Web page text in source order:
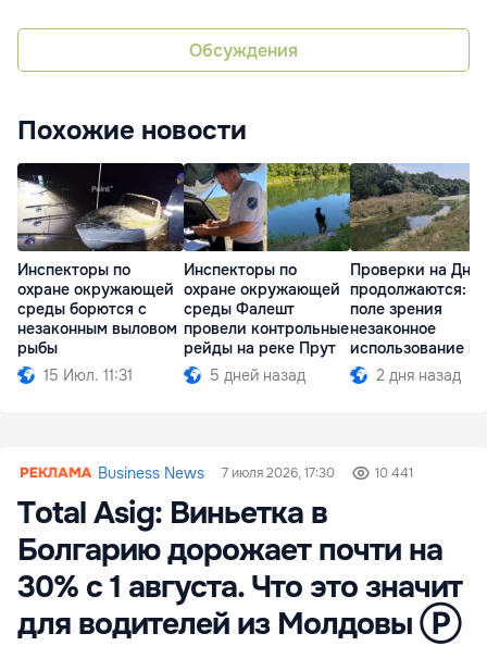
Обсуждения
Похожие новости
Инспекторы по
охране окружающей
среды борются с
незаконным выловом
рыбы
15 Июл. 11:31
Инспекторы по
охране окружающей
среды Фалешт
провели контрольные
рейды на реке Прут
5 дней назад
Проверки на
продолжаются: в
поле зрения
незаконное
использование
2 дня назад
Business News 7 июля 2026, 17:30 10 441
Total Asig: Виньетка в
Болгарию дорожает почти на
30% с 1 августа. Что это значит
для водителей из Молдовы Ⓟ